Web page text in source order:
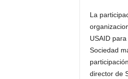
La
USAID
Sociedad
director de